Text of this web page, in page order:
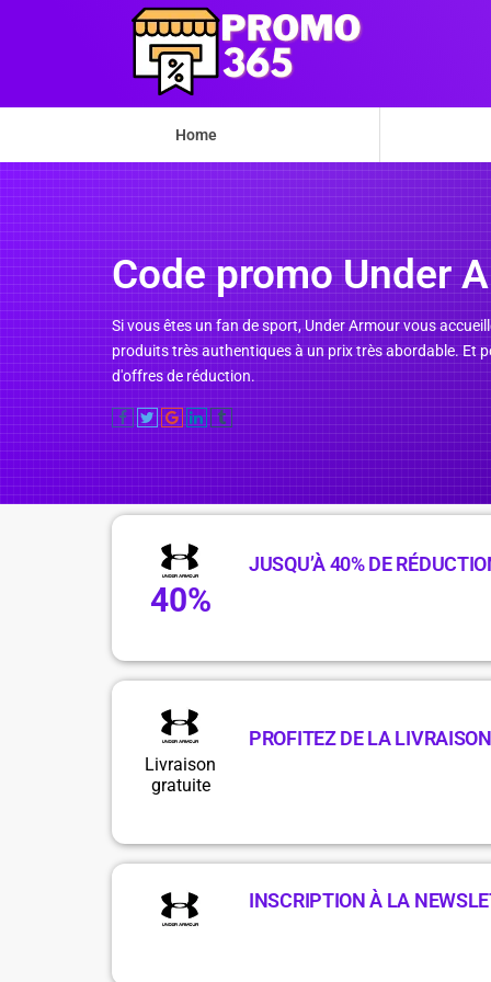
Home
Code promo Under
Si vous êtes un fan de sport, Under Armour vous
produits très authentiques à un prix très abordable. Et
d'offres de réduction.
40%
JUSQU’À 40% DE
Livraison
gratuite
PROFITEZ DE LA
INSCRIPTION À LA